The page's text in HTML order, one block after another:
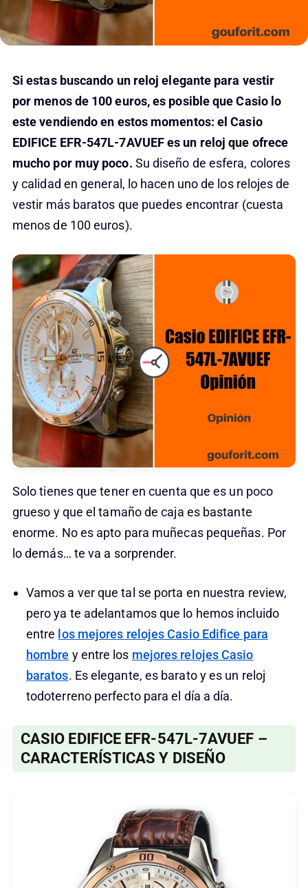
Si estas buscando un reloj elegante para vestir
por menos de 100 euros, es posible que Casio lo
este vendiendo en estos momentos: el Casio
EDIFICE EFR-547L-7AVUEF es un reloj que ofrece
mucho por muy poco. Su diseño de esfera, colores
y calidad en general, lo hacen uno de los relojes de
vestir más baratos que puedes encontrar (cuesta
menos de 100 euros).
Solo tienes que tener en cuenta que es un poco
grueso y que el tamaño de caja es bastante
enorme. No es apto para muñecas pequeñas. Por
lo demás… te va a sorprender.
Vamos a ver que tal se porta en nuestra review,
pero ya te adelantamos que lo hemos incluido
entre los mejores relojes Casio Edifice para
hombre y entre los mejores relojes Casio
baratos. Es elegante, es barato y es un reloj
todoterreno perfecto para el día a día.
CASIO EDIFICE EFR-547L-7AVUEF –
CARACTERÍSTICAS Y DISEÑO